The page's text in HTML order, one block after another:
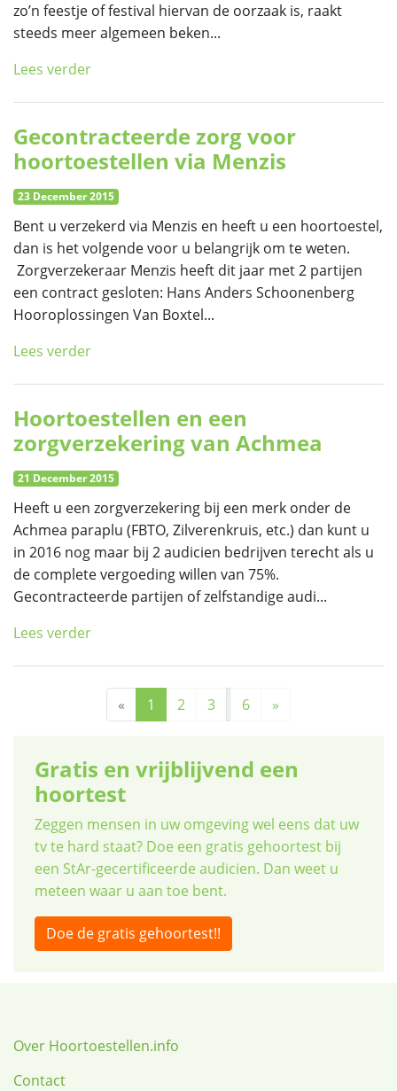
zo’n feestje of festival hiervan de oorzaak is, raakt
steeds meer algemeen beken...
Lees verder
Gecontracteerde zorg voor
hoortoestellen via Menzis
23 December 2015
Bent u verzekerd via Menzis en heeft u een hoortoestel,
dan is het volgende voor u belangrijk om te weten.
Zorgverzekeraar Menzis heeft dit jaar met 2 partijen
een contract gesloten: Hans Anders Schoonenberg
Hooroplossingen Van Boxtel...
Lees verder
Hoortoestellen en een
zorgverzekering van Achmea
21 December 2015
Heeft u een zorgverzekering bij een merk onder de
Achmea paraplu (FBTO, Zilverenkruis, etc.) dan kunt u
in 2016 nog maar bij 2 audicien bedrijven terecht als u
de complete vergoeding willen van 75%.
Gecontracteerde partijen of zelfstandige audi...
Lees verder
« 1 2 3 6 »
Gratis en vrijblijvend een
hoortest
Zeggen mensen in uw omgeving wel eens dat uw
tv te hard staat? Doe een gratis gehoortest bij
een StAr-gecertificeerde audicien. Dan weet u
meteen waar u aan toe bent.
Doe de gratis gehoortest!!
Over Hoortoestellen.info
Contact